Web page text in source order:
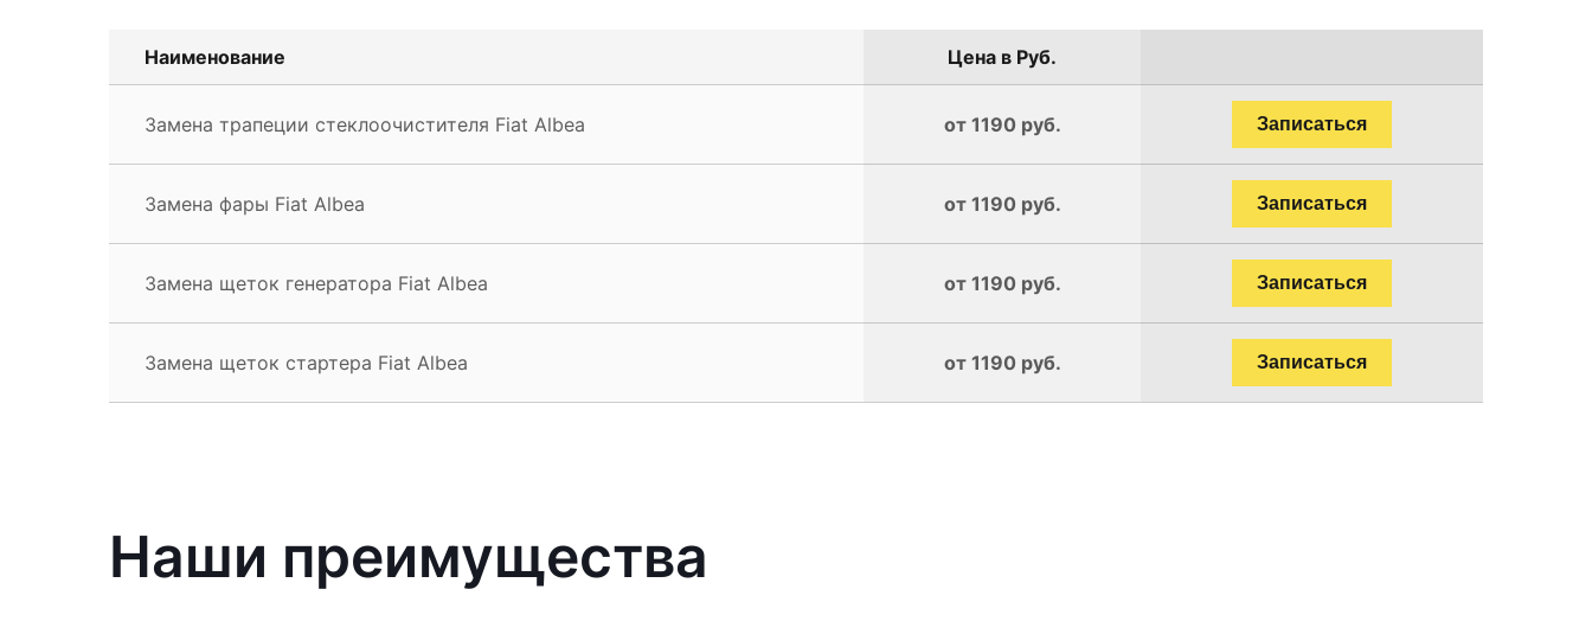
Наименование Цена в Руб.
Замена трапеции стеклоочистителя Fiat Albea от 1190 руб. Записаться
Замена фары Fiat Albea от 1190 руб. Записаться
Замена щеток генератора Fiat Albea от 1190 руб. Записаться
Замена щеток стартера Fiat Albea от 1190 руб. Записаться
Наши преимущества